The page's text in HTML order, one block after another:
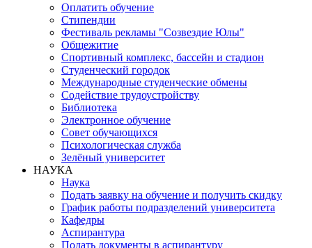
Оплатить обучение
Стипендии
Фестиваль рекламы "Созвездие Юлы"
Общежитие
Спортивный комплекс, бассейн и стадион
Студенческий городок
Международные студенческие обмены
Содействие трудоустройству
Библиотека
Электронное обучение
Совет обучающихся
Психологическая служба
Зелёный университет
НАУКА
Наука
Подать заявку на обучение и получить скидку
График работы подразделений университета
Кафедры
Аспирантура
Подать документы в аспирантуру